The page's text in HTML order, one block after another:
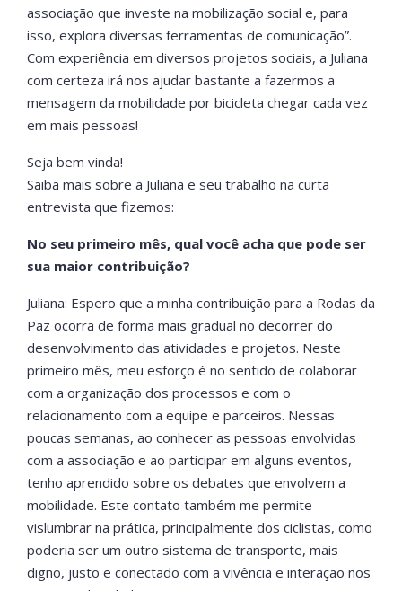
associação que investe na mobilização social e, para
isso, explora diversas ferramentas de comunicação”.
Com experiência em diversos projetos sociais, a Juliana
com certeza irá nos ajudar bastante a fazermos a
mensagem da mobilidade por bicicleta chegar cada vez
em mais pessoas!
Seja bem vinda!
Saiba mais sobre a Juliana e seu trabalho na curta
entrevista que fizemos:
No seu primeiro mês, qual você acha que pode ser
sua maior contribuição?
Juliana: Espero que a minha contribuição para a Rodas da
Paz ocorra de forma mais gradual no decorrer do
desenvolvimento das atividades e projetos. Neste
primeiro mês, meu esforço é no sentido de colaborar
com a organização dos processos e com o
relacionamento com a equipe e parceiros. Nessas
poucas semanas, ao conhecer as pessoas envolvidas
com a associação e ao participar em alguns eventos,
tenho aprendido sobre os debates que envolvem a
mobilidade. Este contato também me permite
vislumbrar na prática, principalmente dos ciclistas, como
poderia ser um outro sistema de transporte, mais
digno, justo e conectado com a vivência e interação nos